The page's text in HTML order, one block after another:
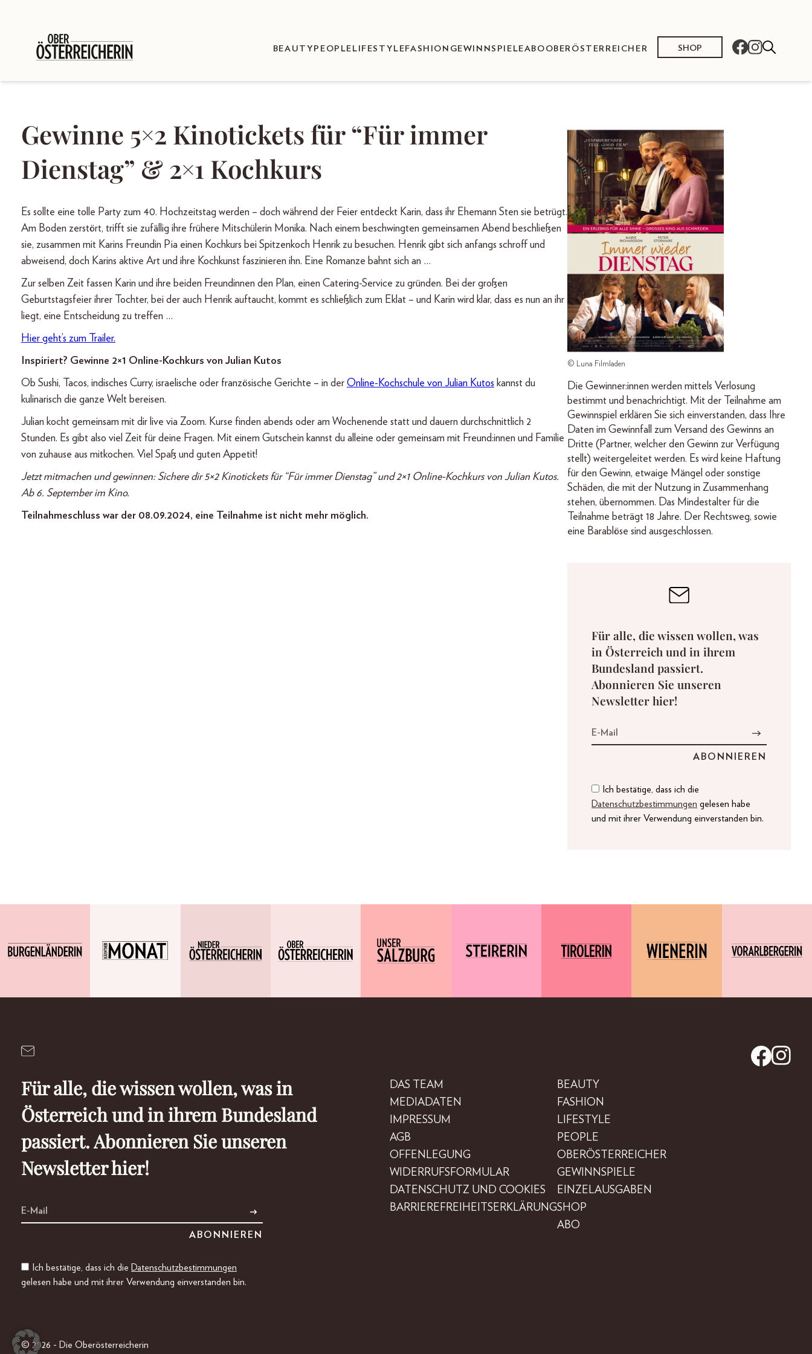
BEAUTY PEOPLE LIFESTYLEFASHION GEWINNSPIELEABO OBERÖSTERREICHER SHOP
Gewinne 5×2 Kinotickets für “Für immer
Dienstag” & 2×1 Kochkurs
Es sollte eine tolle Party zum 40. Hochzeitstag werden – doch während der Feier entdeckt Karin, dass ihr Ehemann Sten sie betrügt.
Am Boden zerstört, trifft sie zufällig ihre frühere Mitschülerin Monika. Nach einem beschwingten gemeinsamen Abend beschließen
sie, zusammen mit Karins Freundin Pia einen Kochkurs bei Spitzenkoch Henrik zu besuchen. Henrik gibt sich anfangs schroff und
abweisend, doch Karins aktive Art und ihre Kochkunst faszinieren ihn. Eine Romanze bahnt sich an …
Zur selben Zeit fassen Karin und ihre beiden Freundinnen den Plan, einen Catering-Service zu gründen. Bei der großen
Geburtstagsfeier ihrer Tochter, bei der auch Henrik auftaucht, kommt es schließlich zum Eklat – und Karin wird klar, dass es nun an ihr
liegt, eine Entscheidung zu treffen …
Hier geht’s zum Trailer.
Inspiriert? Gewinne 2×1 Online-Kochkurs von Julian Kutos
Ob Sushi, Tacos, indisches Curry, israelische oder französische Gerichte – in der Online-Kochschule von Julian Kutos kannst du
kulinarisch die ganze Welt bereisen.
Julian kocht gemeinsam mit dir live via Zoom. Kurse finden abends oder am Wochenende statt und dauern durchschnittlich 2
Stunden. Es gibt also viel Zeit für deine Fragen. Mit einem Gutschein kannst du alleine oder gemeinsam mit Freund:innen und Familie
von zuhause aus mitkochen. Viel Spaß und guten Appetit!
Jetzt mitmachen und gewinnen: Sichere dir 5×2 Kinotickets für “Für immer Dienstag” und 2×1 Online-Kochkurs von Julian Kutos.
Ab 6. September im Kino.
Teilnahmeschluss war der 08.09.2024, eine Teilnahme ist nicht mehr möglich.
© Luna Filmladen
Die Gewinner:innen werden mittels Verlosung
bestimmt und benachrichtigt. Mit der Teilnahme am
Gewinnspiel erklären Sie sich einverstanden, dass Ihre
Daten im Gewinnfall zum Versand des Gewinns an
Dritte (Partner, welcher den Gewinn zur Verfügung
stellt) weitergeleitet werden. Es wird keine Haftung
für den Gewinn, etwaige Mängel oder sonstige
Schäden, die mit der Nutzung in Zusammenhang
stehen, übernommen. Das Mindestalter für die
Teilnahme beträgt 18 Jahre. Der Rechtsweg, sowie
eine Barablöse sind ausgeschlossen.
Für alle, die wissen wollen, was
in Österreich und in ihrem
Bundesland passiert.
Abonnieren Sie unseren
Newsletter hier!
Ich bestätige, dass ich die
Datenschutzbestimmungen gelesen habe
und mit ihrer Verwendung einverstanden bin.
Für alle, die wissen wollen, was in
Österreich und in ihrem Bundesland
passiert. Abonnieren Sie unseren
Newsletter hier!
Ich bestätige, dass ich die Datenschutzbestimmungen
gelesen habe und mit ihrer Verwendung einverstanden bin.
DAS TEAM
MEDIADATEN
IMPRESSUM
AGB
OFFENLEGUNG
WIDERRUFSFORMULAR
DATENSCHUTZ UND COOKIES
BARRIEREFREIHEITSERKLÄRUNG
BEAUTY
FASHION
LIFESTYLE
PEOPLE
OBERÖSTERREICHER
GEWINNSPIELE
EINZELAUSGABEN
SHOP
ABO
© 2026 - Die Oberösterreicherin